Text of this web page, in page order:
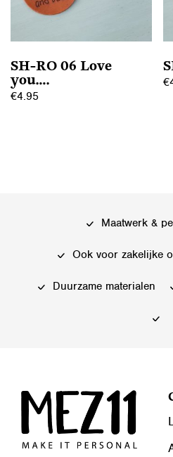
gekozen
de
productpagina
SH-RO 06 Love
you….
€4.95
worden
€
Maatwerk &
Ook voor zakelijke
Duurzame materialen